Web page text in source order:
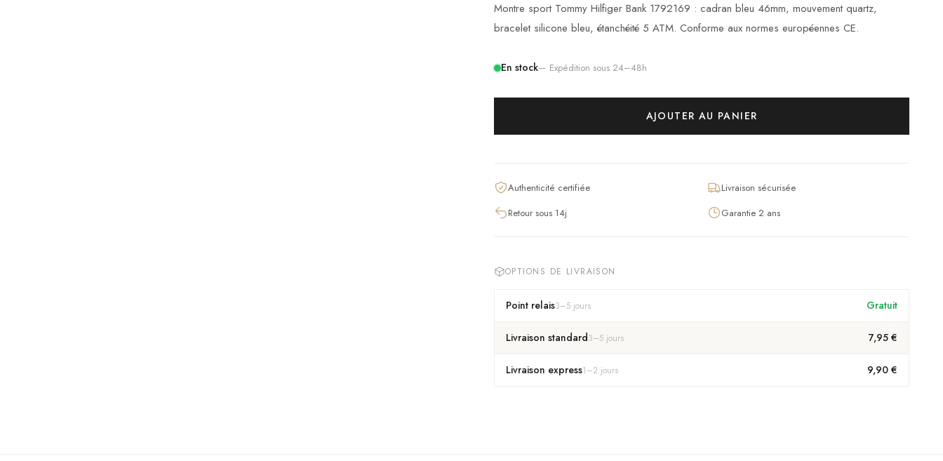
Montre sport Tommy Hilfiger Bank 1792169 : cadran bleu 46mm, mouvement quartz,
bracelet silicone bleu, étanchéité 5 ATM. Conforme aux normes européennes CE.
En stock— Expédition sous 24–48h
AJOUTER AU PANIER
Authenticité certifiée
Livraison sécurisée
Retour sous 14j
Garantie 2 ans
OPTIONS DE LIVRAISON
Point relais3–5 jours Gratuit
Livraison standard3–5 jours 7,95 €
Livraison express1–2 jours 9,90 €